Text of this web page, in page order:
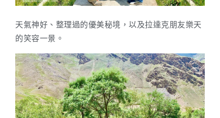
天氣神好、整理過的優美秘境，以及拉達克朋友樂天
的笑容一景。